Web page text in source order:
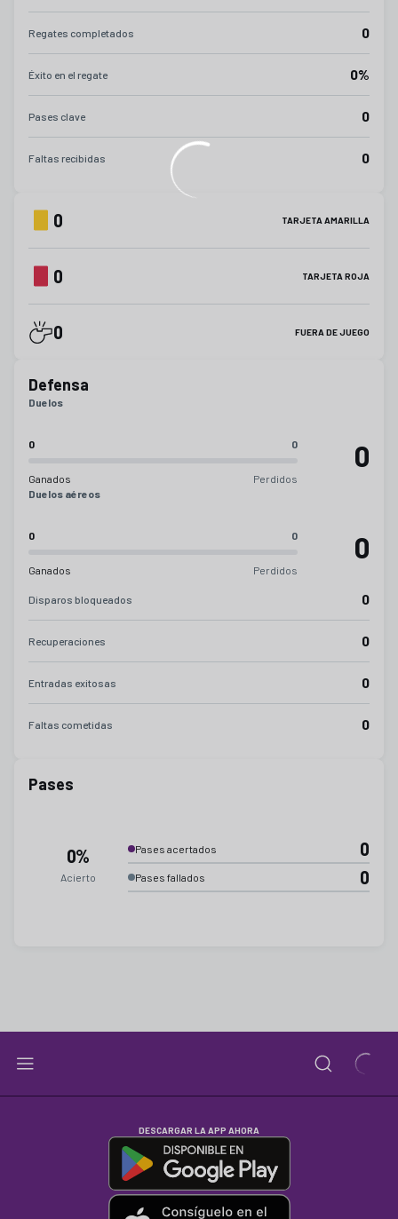
Regates completados 0
Éxito en el regate 0%
Pases clave 0
Faltas recibidas 0
0 TARJETA AMARILLA
0 TARJETA ROJA
0 FUERA DE JUEGO
Defensa
Duelos
0 0
Ganados Perdidos
0
Duelos aéreos
0 0
Ganados Perdidos
0
Disparos bloqueados 0
Recuperaciones 0
Entradas exitosas 0
Faltas cometidas 0
Pases
0%
Acierto
Pases acertados 0
Pases fallados 0
DESCARGAR LA APP AHORA